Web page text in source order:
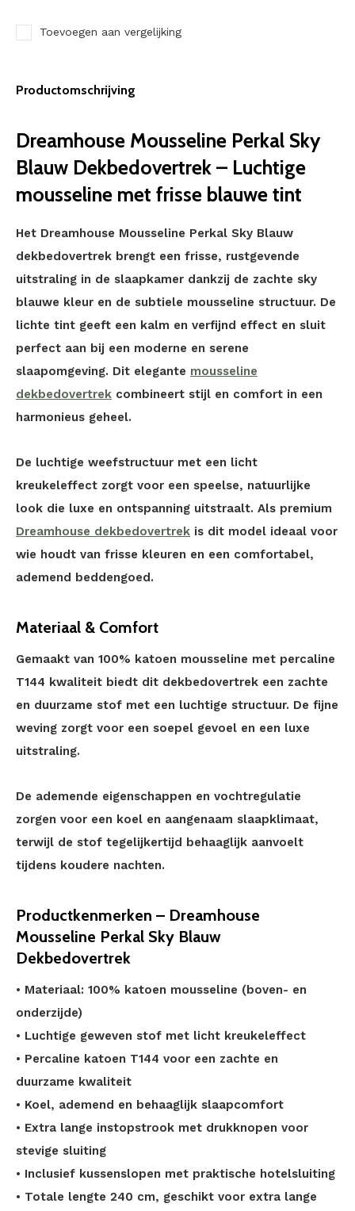
Toevoegen aan vergelijking
Productomschrijving
Dreamhouse Mousseline Perkal Sky
Blauw Dekbedovertrek – Luchtige
mousseline met frisse blauwe tint
Het Dreamhouse Mousseline Perkal Sky Blauw
dekbedovertrek brengt een frisse, rustgevende
uitstraling in de slaapkamer dankzij de zachte sky
blauwe kleur en de subtiele mousseline structuur. De
lichte tint geeft een kalm en verfijnd effect en sluit
perfect aan bij een moderne en serene
slaapomgeving. Dit elegante mousseline
dekbedovertrek combineert stijl en comfort in een
harmonieus geheel.
De luchtige weefstructuur met een licht
kreukeleffect zorgt voor een speelse, natuurlijke
look die luxe en ontspanning uitstraalt. Als premium
Dreamhouse dekbedovertrek is dit model ideaal voor
wie houdt van frisse kleuren en een comfortabel,
ademend beddengoed.
Materiaal & Comfort
Gemaakt van 100% katoen mousseline met percaline
T144 kwaliteit biedt dit dekbedovertrek een zachte
en duurzame stof met een luchtige structuur. De fijne
weving zorgt voor een soepel gevoel en een luxe
uitstraling.
De ademende eigenschappen en vochtregulatie
zorgen voor een koel en aangenaam slaapklimaat,
terwijl de stof tegelijkertijd behaaglijk aanvoelt
tijdens koudere nachten.
Productkenmerken – Dreamhouse
Mousseline Perkal Sky Blauw
Dekbedovertrek
• Materiaal: 100% katoen mousseline (boven- en
onderzijde)
• Luchtige geweven stof met licht kreukeleffect
• Percaline katoen T144 voor een zachte en
duurzame kwaliteit
• Koel, ademend en behaaglijk slaapcomfort
• Extra lange instopstrook met drukknopen voor
stevige sluiting
• Inclusief kussenslopen met praktische hotelsluiting
• Totale lengte 240 cm, geschikt voor extra lange